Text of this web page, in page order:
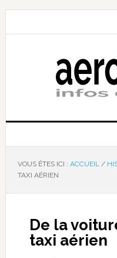
VOUS ÊTES ICI : ACCUEIL /
TAXI AÉRIEN
De la
taxi aérien